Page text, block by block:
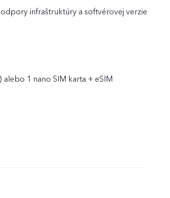
infraštruktúry a softvérovej verzie
alebo 1 nano SIM karta + eSIM